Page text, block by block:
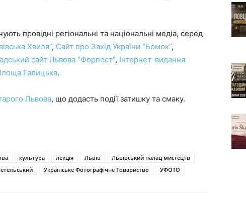
провідні регіональні та національні медіа, серед
Хвиля”, Сайт про Захід України “Бомок”,
сайт Львова “Форпост”, Інтернет-видання
Галицька.
Львова, що додасть події затишку та смаку.
культура лекція Львів
Львівський палац мистецтв
Українське Фотографічне Товариство УФОТО